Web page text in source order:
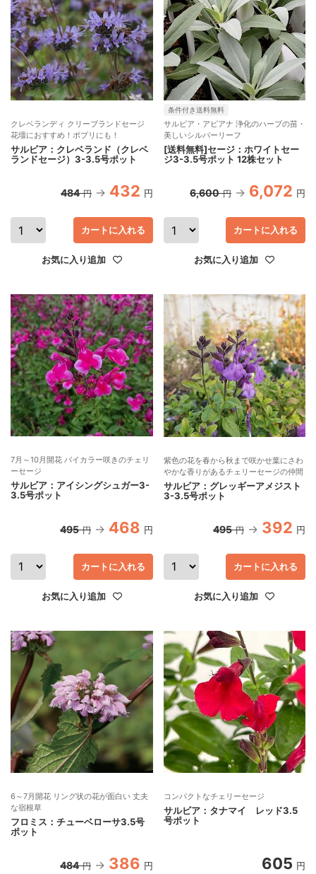
クレベランディ クリーブランドセージ
花壇におすすめ！ポプリにも！
サルビア：クレベランド（クレベ
ランドセージ）3-3.5号ポット
484 円 432 円
カートに入れる
お気に入り追加
条件付き送料無料
サルビア・アピアナ 浄化のハーブの苗・
美しいシルバーリーフ
[送料無料]セージ：ホワイトセー
ジ3-3.5号ポット 12株セット
6,600 円 6,072 円
カートに入れる
お気に入り追加
7月～10月開花 バイカラー咲きのチェリ
ーセージ
サルビア：アイシングシュガー3-
3.5号ポット
495 円 468 円
カートに入れる
お気に入り追加
紫色の花を春から秋まで咲かせ葉にさわ
やかな香りがあるチェリーセージの仲間
サルビア：グレッギーアメジスト
3-3.5号ポット
495 円 392 円
カートに入れる
お気に入り追加
6～7月開花 リング状の花が面白い 丈夫
な宿根草
フロミス：チューベローサ3.5号
ポット
484 円 386 円
コンパクトなチェリーセージ
サルビア：タナマイ レッド3.5
号ポット
605 円